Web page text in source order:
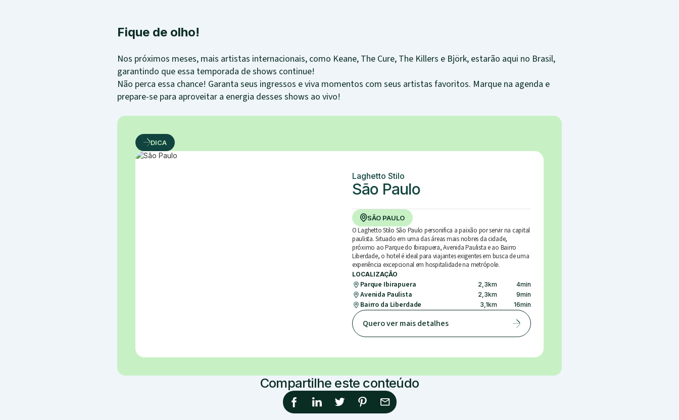
Fique de olho!
Nos próximos meses, mais artistas internacionais, como Keane, The Cure, The Killers e Björk, estarão aqui no Brasil,
garantindo que essa temporada de shows continue!
Não perca essa chance! Garanta seus ingressos e viva momentos com seus artistas favoritos. Marque na agenda e
prepare-se para aproveitar a energia desses shows ao vivo!
DICA
Laghetto Stilo
São Paulo
SÃO PAULO
O Laghetto Stilo São Paulo personifica a paixão por servir na capital
paulista. Situado em uma das áreas mais nobres da cidade,
próximo ao Parque do Ibirapuera, Avenida Paulista e ao Bairro
Liberdade, o hotel é ideal para viajantes exigentes em busca de uma
experiência excepcional em hospitalidade na metrópole.
LOCALIZAÇÃO
Parque Ibirapuera 2,3km 4min
Avenida Paulista 2,3km 9min
Bairro da Liberdade 3,1km 16min
Quero ver mais detalhes
Compartilhe este conteúdo